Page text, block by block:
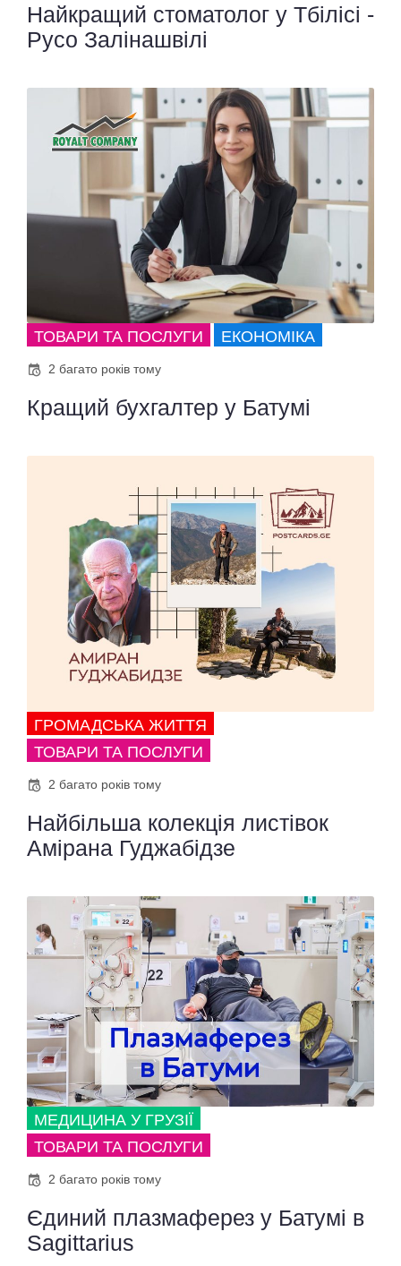
Найкращий стоматолог у Тбілісі -
Русо Залінашвілі
ТОВАРИ ТА ПОСЛУГИ ЕКОНОМІКА
2 багато років тому
Кращий бухгалтер у Батумі
ГРОМАДСЬКА ЖИТТЯ
ТОВАРИ ТА ПОСЛУГИ
2 багато років тому
Найбільша колекція листівок
Амірана Гуджабідзе
МЕДИЦИНА У ГРУЗІЇ
ТОВАРИ ТА ПОСЛУГИ
2 багато років тому
Єдиний плазмаферез у Батумі в
Sagittarius